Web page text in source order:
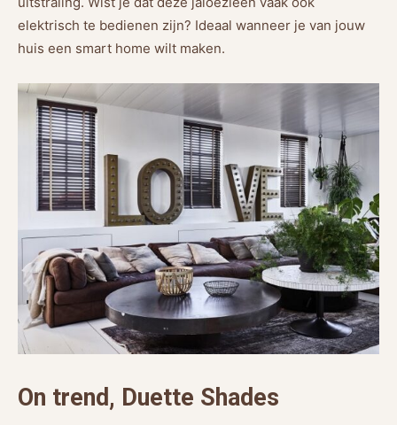
elektrisch te bedienen zijn? Ideaal wanneer je van jouw
huis een smart home wilt maken.
On trend, Duette Shades